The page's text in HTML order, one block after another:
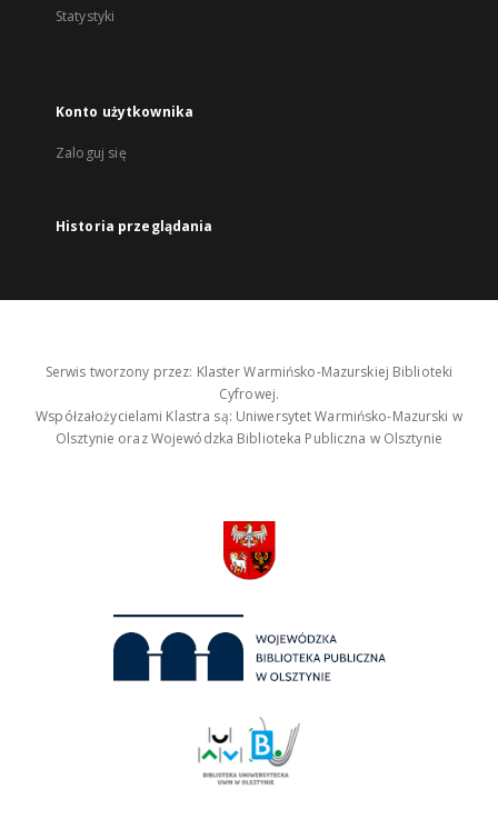
Statystyki
Konto użytkownika
Zaloguj się
Historia przeglądania
Serwis tworzony przez: Klaster Warmińsko-Mazurskiej Biblioteki
Cyfrowej.
Współzałożycielami Klastra są: Uniwersytet Warmińsko-Mazurski w
Olsztynie oraz Wojewódzka Biblioteka Publiczna w Olsztynie